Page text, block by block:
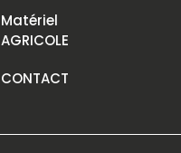
Matériel
AGRICOLE
CONTACT